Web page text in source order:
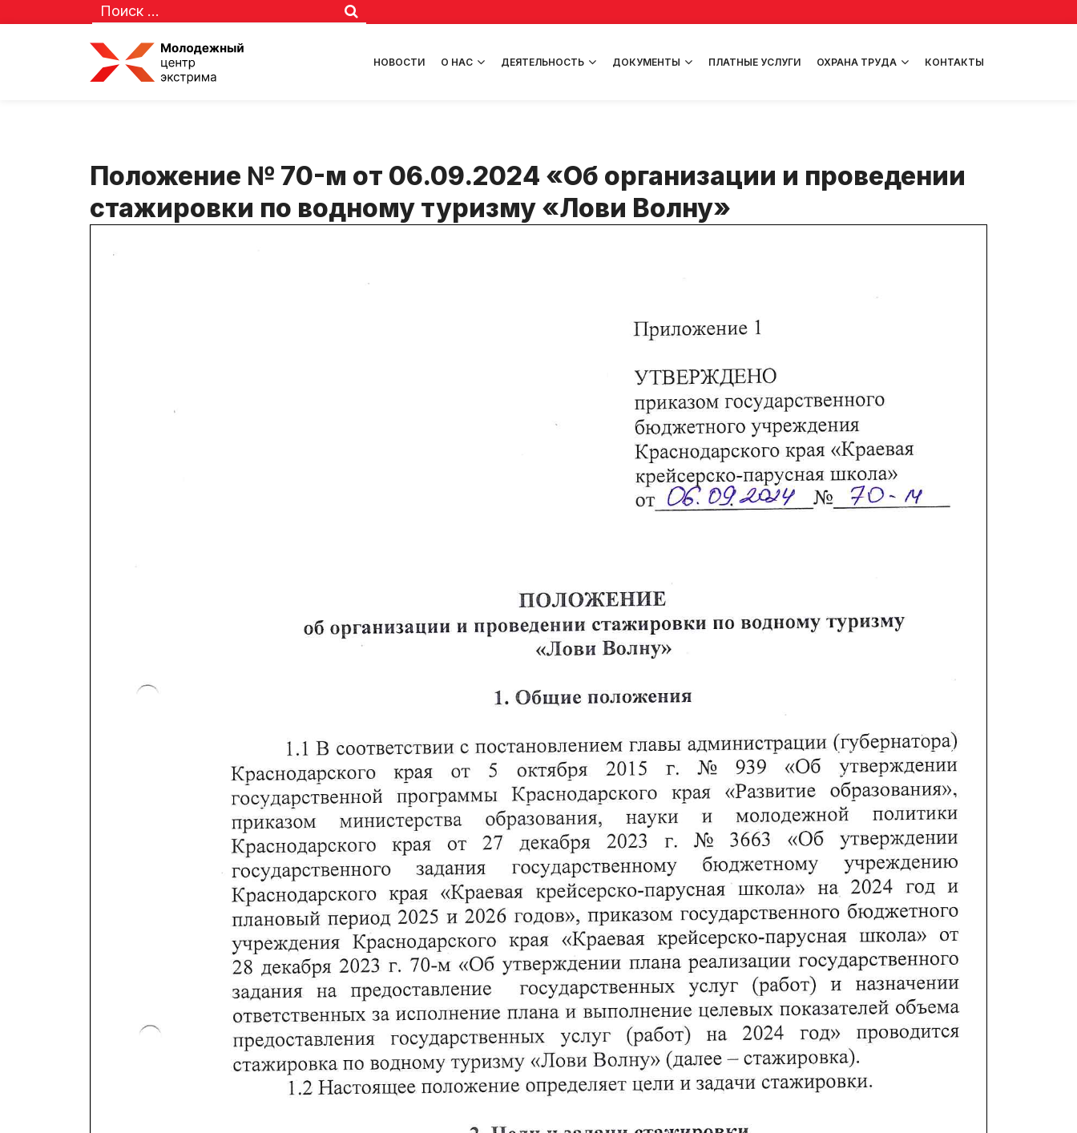
НОВОСТИ О НАС ДЕЯТЕЛЬНОСТЬ ДОКУМЕНТЫ ПЛАТНЫЕ УСЛУГИ ОХРАНА ТРУДА КОНТАКТЫ
Положение № 70-м от 06.09.2024 «Об организации и проведении
стажировки по водному туризму «Лови Волну»